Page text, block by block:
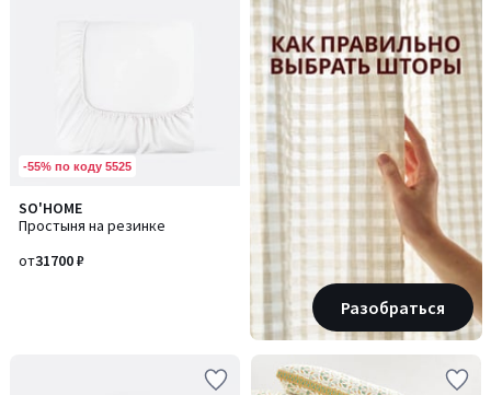
-55% по коду 5525
SO'HOME
Простыня на резинке
от31700 ₽
Разобраться